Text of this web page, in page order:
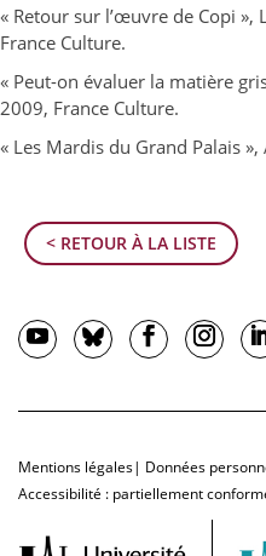
< RETOUR À LA LISTE
« Retour sur l’œuvre de Copi
France Culture.
« Peut-on évaluer la matière
2009, France Culture.
« Les Mardis du Grand Palais
Mentions légales| Données
Accessibilité : partiellement